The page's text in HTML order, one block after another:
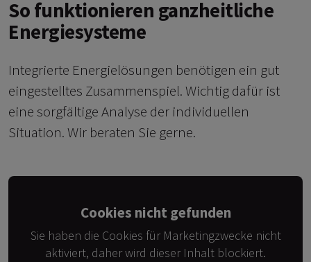
So funktionieren ganzheitliche
Energiesysteme
Integrierte Energielösungen benötigen ein gut
eingestelltes Zusammenspiel. Wichtig dafür ist
eine sorgfältige Analyse der individuellen
Situation. Wir beraten Sie gerne.
Cookies nicht gefunden
Sie haben die Cookies für Marketingzwecke nicht
aktiviert, daher wird dieser Inhalt blockiert.